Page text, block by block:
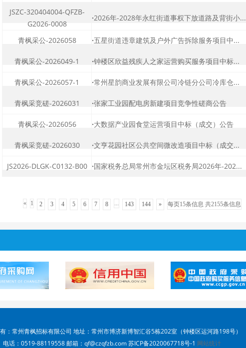
JSZC-320404004-QFZB-
G2026-0008
·2026年-2028年永红街道事权下放道路及背街小...
青枫采公-2026058 ·五星街道违章建筑及户外广告拆除服务项目中...
青枫采公-2026049-1 ·钟楼区欣益残疾人之家运营购买服务项目中标...
青枫采公-2026057-1 ·常州星韵商业发展有限公司冷链分公司冷库仓...
青枫采竞磋-2026031 ·张家工业园配电房新建项目竞争性磋商公告
青枫采公-2026056 ·大数据产业园食堂运营项目中标（成交）公告
青枫采竞磋-2026030 ·文亨花园社区公共空间微改造项目中标（成交...
JS2026-DLGK-C0132-B00 ·国家税务总局常州市金坛区税务局2026年-202...
« 1 2 3 4 5 6 7 8 ... 143 144 » 每页15条信息 共2155条信息
：常州青枫招标有限公司 地址：常州市博济新博智汇谷5栋202室（钟楼区运河路198号）
电话：0519-88119558 邮箱：qf@czqfzb.com 苏ICP备2020067718号-1 网站统计